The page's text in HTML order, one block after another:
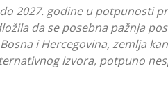
2027. godine u potpunosti
da se posebna pažnja
i Hercegovina, zemlja
izvora, potpuno